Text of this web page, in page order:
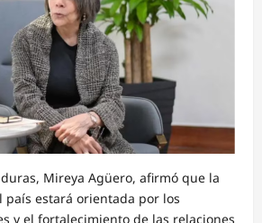
Mireya Agüero, afirmó que la
estará orientada por los
y el fortalecimiento de las relaciones